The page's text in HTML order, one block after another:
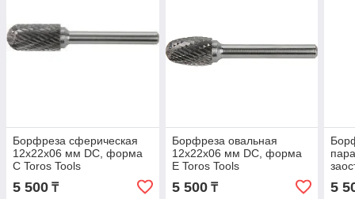
Борфреза сферическая
12x22x06 мм DC, форма
C Toros Tools
5 500 ₸
Борфреза овальная
12x22x06 мм DC, форма
E Toros Tools
5 500₸
G,
5